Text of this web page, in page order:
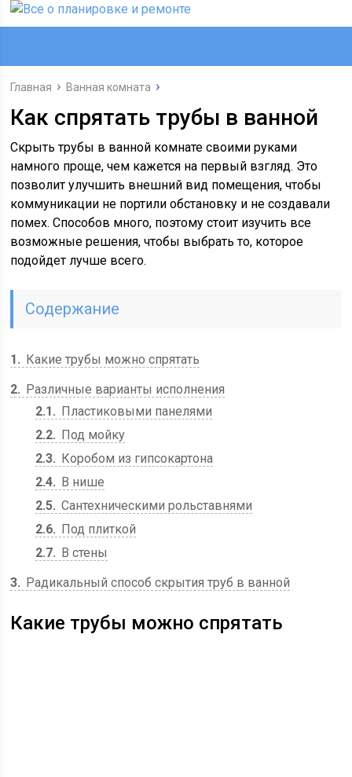
Главная Ванная комната
Как спрятать трубы в ванной
Скрыть трубы в ванной комнате своими руками
намного проще, чем кажется на первый взгляд. Это
позволит улучшить внешний вид помещения, чтобы
коммуникации не портили обстановку и не создавали
помех. Способов много, поэтому стоит изучить все
возможные решения, чтобы выбрать то, которое
подойдет лучше всего.
Содержание
1
Какие трубы можно спрятать
2
Различные варианты исполнения
2.1
Пластиковыми панелями
2.2
Под мойку
2.3
Коробом из гипсокартона
2.4
В нише
2.5 Сантехническими рольставнями
2.6
Под плиткой
2.7
В стены
3
Радикальный способ скрытия труб в ванной
Какие трубы можно спрятать